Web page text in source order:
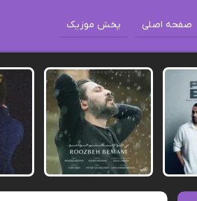
صفحه اصلی پخش موزیک